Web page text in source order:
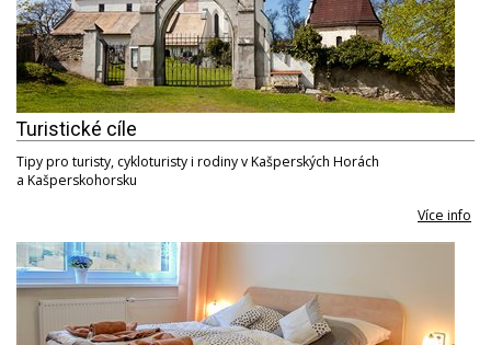
Turistické cíle
Tipy pro turisty, cykloturisty i rodiny v Kašperských Horách
a Kašperskohorsku
Více info